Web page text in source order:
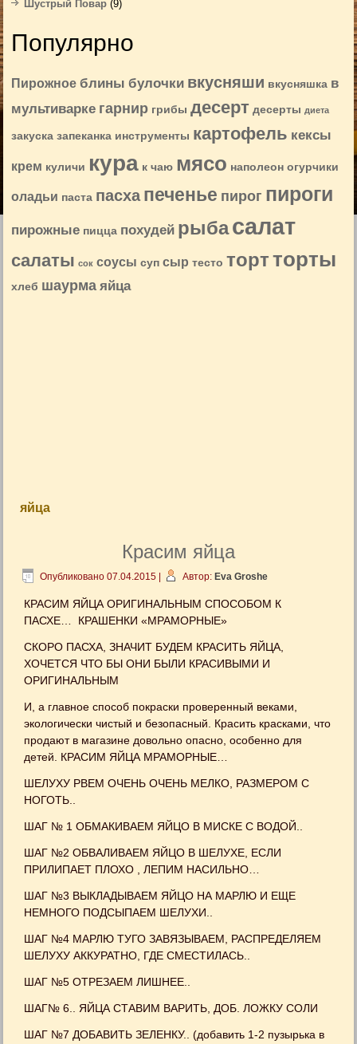
Шустрый Повар (9)
Популярно
Пирожное блины булочки вкусняши вкусняшка в
мультиварке гарнир грибы десерт десерты диета
закуска запеканка инструменты картофель кексы
крем куличи кура к чаю мясо наполеон огурчики
оладьи паста пасха печенье пирог пироги
пирожные пицца похудей рыбасалат
салаты сок соусы суп сыр тесто торт торты
хлеб шаурма яйца
яйца
Красим яйца
Опубликовано 07.04.2015 Автор: Eva Groshe
КРАСИМ ЯЙЦА ОРИГИНАЛЬНЫМ СПОСОБОМ К
ПАСХЕ… КРАШЕНКИ «МРАМОРНЫЕ»
СКОРО ПАСХА, ЗНАЧИТ БУДЕМ КРАСИТЬ ЯЙЦА,
ХОЧЕТСЯ ЧТО БЫ ОНИ БЫЛИ КРАСИВЫМИ И
ОРИГИНАЛЬНЫМ
И, а главное способ покраски проверенный веками,
экологически чистый и безопасный. Красить красками, что
продают в магазине довольно опасно, особенно для
детей. КРАСИМ ЯЙЦА МРАМОРНЫЕ…
ШЕЛУХУ РВЕМ ОЧЕНЬ ОЧЕНЬ МЕЛКО, РАЗМЕРОМ С
НОГОТЬ..
ШАГ № 1 ОБМАКИВАЕМ ЯЙЦО В МИСКЕ С ВОДОЙ..
ШАГ №2 ОБВАЛИВАЕМ ЯЙЦО В ШЕЛУХЕ, ЕСЛИ
ПРИЛИПАЕТ ПЛОХО , ЛЕПИМ НАСИЛЬНО…
ШАГ №3 ВЫКЛАДЫВАЕМ ЯЙЦО НА МАРЛЮ И ЕЩЕ
НЕМНОГО ПОДСЫПАЕМ ШЕЛУХИ..
ШАГ №4 МАРЛЮ ТУГО ЗАВЯЗЫВАЕМ, РАСПРЕДЕЛЯЕМ
ШЕЛУХУ АККУРАТНО, ГДЕ СМЕСТИЛАСЬ..
ШАГ №5 ОТРЕЗАЕМ ЛИШНЕЕ..
ШАГ№ 6.. ЯЙЦА СТАВИМ ВАРИТЬ, ДОБ. ЛОЖКУ СОЛИ
ШАГ №7 ДОБАВИТЬ ЗЕЛЕНКУ.. (добавить 1-2 пузырька в